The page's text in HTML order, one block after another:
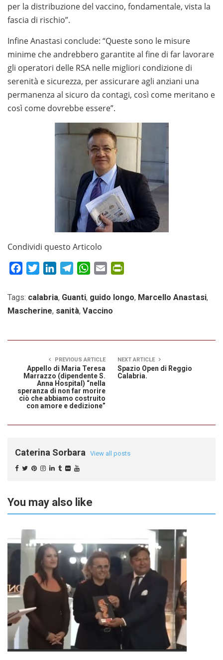
per la distribuzione del vaccino, fondamentale, vista la
fascia di rischio”.
Infine Anastasi conclude: “Queste sono le misure
minime che andrebbero garantite al fine di far lavorare
gli operatori delle RSA nelle migliori condizione di
serenità e sicurezza, per assicurare agli anziani una
permanenza al sicuro da contagi, così come meritano e
così come dovrebbe essere”.
Condividi questo Articolo
FacebookTwitterLinkedInTelegramWhatsApp
Email
Tags: calabria, Guanti, guido longo, Marcello Anastasi,
Mascherine, sanità, Vaccino
PREVIOUS ARTICLE
Appello di Maria Teresa
Marrazzo (dipendente S.
Anna Hospital) “nella
speranza di non far morire
ciò che abbiamo costruito
con amore e dedizione”
NEXT ARTICLE
Spazio Open di Reggio
Calabria.
Caterina Sorbara View all posts
You may also like